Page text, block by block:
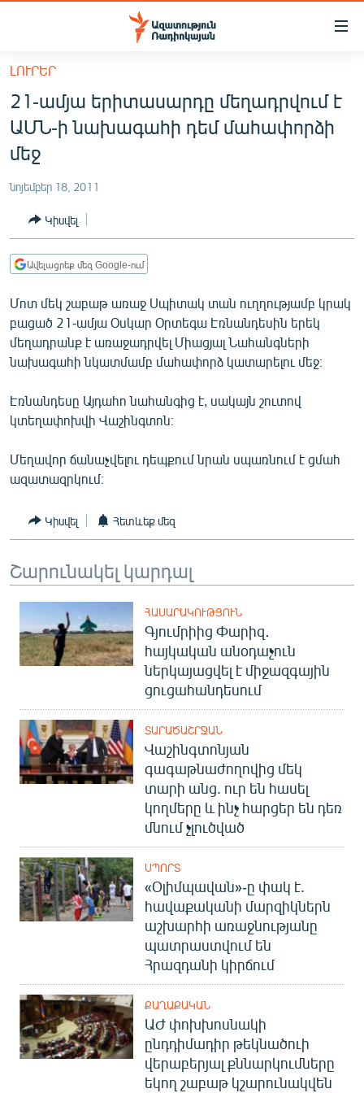
Մատչելիության
հիմնական
բովանդակությանը
Անցնել
հիմնական
մենյուին
ՀԱՅԱՍՏԱՆ
ՔԱՂԱՔԱԿԱՆ
ՀԱՍԱՐԱԿՈՒԹՅՈՒՆ
ՏՆՏԵՍՈՒԹՅՈՒՆ
ՊԱՏԵՐԱԶՄԻ 6 ՇԱԲԱԹՆԵՐԸ
ՏԱՐԱԾԱՇՐՋԱՆ
ՄՇԱԿՈՒՅԹ
ՄԵԿՆԱԲԱՆՈՒԹՅՈՒՆ
ԿՈՐՈՆԱՎԻՐՈՒՍ
ՏԵՍԱՆՅՈՒԹԵՐ
ԲԱՆԱՎԵՃ
ՁԳՏԵԼՈՎ ԼԱՎԱԳՈՒՅՆԻՆ
ՓՈԴՔԱՍԹ
Հայերեն
English
Русский
«Ազատության» բոլոր կայքերը
ԼՈՒՐԵՐ
21-ամյա երիտասարդը մեղադրվում է
ԱՄՆ-ի նախագահի դեմ մահափորձի
մեջ
նոյեմբեր 18, 2011
Կիսվել
Ավելացրեք մեզ Google-ում
Մոտ մեկ շաբաթ առաջ Սպիտակ տան ուղղությամբ կրակ
բացած 21-ամյա Օսկար Օրտեգա Էռնանդեսին երեկ
մեղադրանք է առաջադրվել Միացյալ Նահանգների
նախագահի նկատմամբ մահափորձ կատարելու մեջ։
Էռնանդեսը Այդահո նահանգից է, սակայն շուտով
կտեղափոխվի Վաշինգտոն։
Մեղավոր ճանաչվելու դեպքում նրան սպառնում է ցմահ
ազատազրկում։
Կիսվել Հետևեք մեզ
Շարունակել կարդալ
ՀԱՍԱՐԱԿՈՒԹՅՈՒՆ
Գյումրիից Փարիզ․
հայկական անօդաչուն
ներկայացվել է միջազգային
ցուցահանդեսում
ՏԱՐԱԾԱՇՐՋԱՆ
Վաշինգտոնյան
գագաթնաժողովից մեկ
տարի անց. ուր են հասել
կողմերը և ինչ հարցեր են դեռ
մնում չլուծված
ՍՊՈՐՏ
«Օլիմպավան»-ը փակ է.
հավաքականի մարզիկներն
աշխարհի առաջնությանը
պատրաստվում են
Հրազդանի կիրճում
ՔԱՂԱՔԱԿԱՆ
ԱԺ փոխխոսնակի
ընդդիմադիր թեկնածուի
վերաբերյալ քննարկումները
եկող շաբաթ կշարունակվեն